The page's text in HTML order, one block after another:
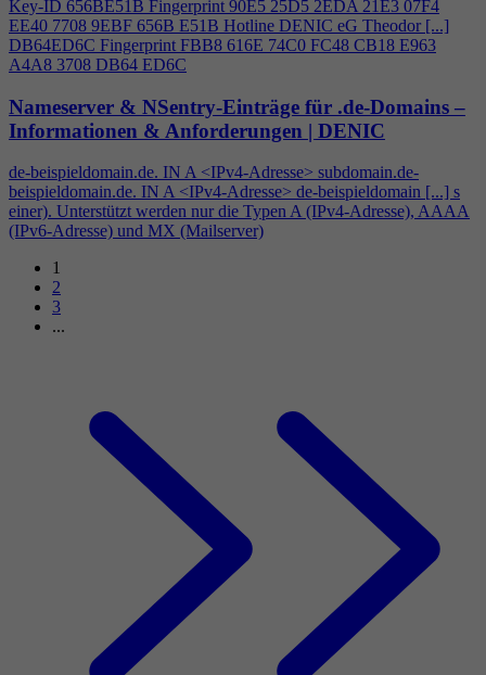
Key-ID 656BE51B Fingerprint 90E5 25D5 2EDA 21E3 07F4
EE40 7708 9EBF 656B E51B Hotline DENIC eG Theodor [...]
DB64ED6C Fingerprint FBB8 616E 74C0 FC48 CB18 E963
A4A8 3708 DB64 ED6C
Nameserver & NSentry-Einträge für .de-Domains –
Informationen & Anforderungen | DENIC
de-beispieldomain.de. IN A <IPv4-Adresse> subdomain.de-
beispieldomain.de. IN A <IPv4-Adresse> de-beispieldomain [...] s
einer). Unterstützt werden nur die Typen A (IPv4-Adresse), AAAA
(IPv6-Adresse) und MX (Mailserver)
1
2
3
...